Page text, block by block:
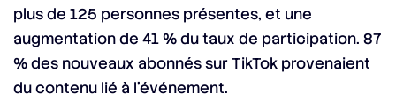
plus de 125 personnes présentes, et une
augmentation de 41 % du taux de participation. 87
% des nouveaux abonnés sur TikTok provenaient
du contenu lié à l’événement.